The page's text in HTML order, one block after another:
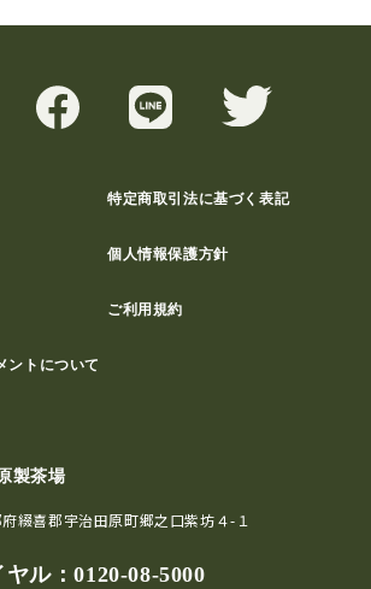
特定商取引法に基づく表記
個人情報保護方針
ご利用規約
ントについて
製茶場
綴喜郡宇治田原町郷之口紫坊４-１
ヤル：0120-08-5000